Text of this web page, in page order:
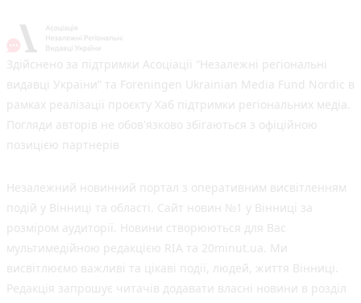
Здійснено за підтримки Асоціації “Незалежні регіональні
видавці України” та Foreningen Ukrainian Media Fund Nordic в
рамках реалізації проєкту Хаб підтримки регіональних медіа.
Погляди авторів не обов'язково збігаються з офіційною
позицією партнерів
Незалежний новинний портал з оперативним висвітленням
подій у Вінниці та області. Сайт новин №1 у Вінниці за
розміром аудиторії. Новини створюються для Вас
мультимедійною редакцією RIA та 20minut.ua. Ми
висвітлюємо важливі та цікаві події, людей, життя Вінниці.
Редакція запрошує читачів додавати власні новини в розділ